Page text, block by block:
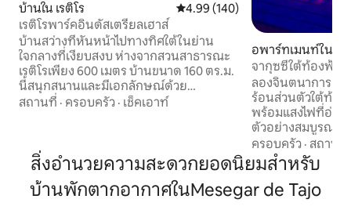
บ้านใน เรติโร คะแนนเฉลี่ย 4.99 จาก 5, 140 รีวิว
4.99 (140)
เรติโรพาร์คอินดัสเตรียลเฮาส์
บ้านสว่างที่หันหน้าไปทางทิศใต้ในย่าน
ใจกลางที่เงียบสงบ ห่างจากสวนสาธารณะ
เรติโรเพียง 600 เมตร บ้านขนาด 160 ตร.ม.
นี้สนุกสนานและมีเอกลักษณ์ด้วย
บรรยากาศอินดัสทรีสุดชิค มีแสงธรรมชาติ
(ประมาณ 70 ตร.ม./750 ตร.ฟุต) พร้อม
ระบบทำความร้อนใต้พื้นและเครื่องปรับ
อากาศในทุกห้อง ห้องครัวมีอุปกรณ์ครบ
สถานที่ · ครอบครัว · เช็คเอาท์
อพาร์ทเมนท์ใน
จากุซซี่ใต้ท้องฟ้าเ
หยุดพักผ่อนสุดโร
ลองจินตนาการถึง
ร้อนส่วนตัวใต้ท้อง
พร้อมแสงไฟที่อ่อน
ตัวอย่างสมบูรณ์ เ
ระบบเสียง Bose
ใคร ห้องสวีทใหญ่
ห้องน้ำส่วนตัว แล
ห้องนั่งเล่นมีทีวีขน
ที่น่าประหลาดใจ
ครอบครัว · สถานที่
สิ่งอำนวยความสะดวกยอดนิยมสำหรับ
บ้านพักตากอากาศในMesegar de Tajo